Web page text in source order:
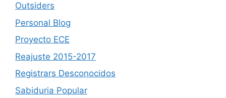
Outsiders
Personal Blog
Proyecto ECE
Reajuste 2015-2017
Registrars Desconocidos
Sabiduria Popular